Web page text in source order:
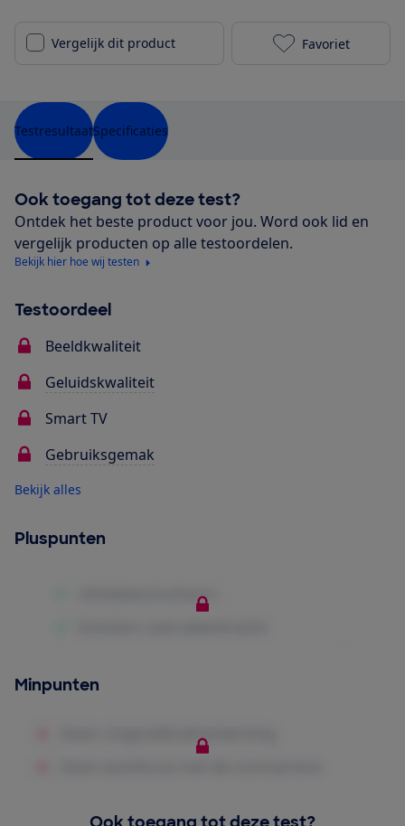
Vergelijk dit product TCL 65C655
Favoriet
TestresultaatSpecificaties
Ook toegang tot deze test?
Ontdek het beste product voor jou. Word ook lid en
vergelijk producten op alle testoordelen.
Bekijk hier hoe wij testen
Testoordeel
Beeldkwaliteit
Geluidskwaliteit
Smart TV
Gebruiksgemak
Bekijk alles
Pluspunten
Minpunten